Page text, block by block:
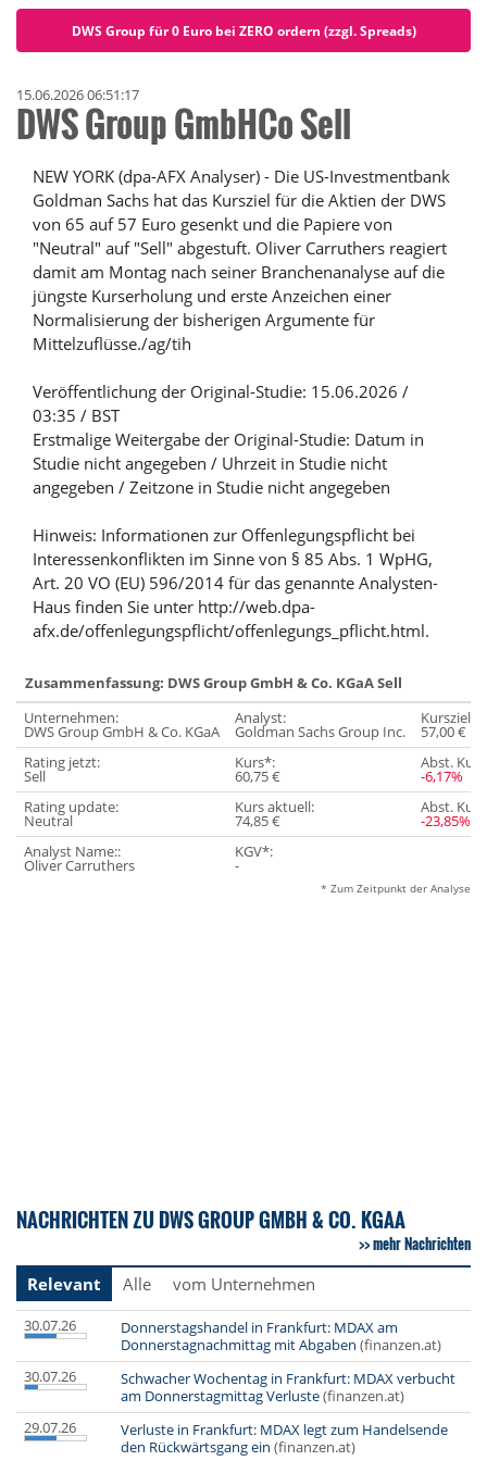
DWS Group für 0 Euro bei ZERO ordern (zzgl. Spreads)
15.06.2026 06:51:17
DWS Group GmbHCo Sell
NEW YORK (dpa-AFX Analyser) - Die US-Investmentbank
Goldman Sachs hat das Kursziel für die Aktien der DWS
von 65 auf 57 Euro gesenkt und die Papiere von
"Neutral" auf "Sell" abgestuft. Oliver Carruthers reagiert
damit am Montag nach seiner Branchenanalyse auf die
jüngste Kurserholung und erste Anzeichen einer
Normalisierung der bisherigen Argumente für
Mittelzuflüsse./ag/tih
Veröffentlichung der Original-Studie: 15.06.2026 /
03:35 / BST
Erstmalige Weitergabe der Original-Studie: Datum in
Studie nicht angegeben / Uhrzeit in Studie nicht
angegeben / Zeitzone in Studie nicht angegeben
Hinweis: Informationen zur Offenlegungspflicht bei
Interessenkonflikten im Sinne von § 85 Abs. 1 WpHG,
Art. 20 VO (EU) 596/2014 für das genannte Analysten-
Haus finden Sie unter http://web.dpa-
afx.de/offenlegungspflicht/offenlegungs_pflicht.html.
Zusammenfassung: DWS Group GmbH & Co. KGaA Sell
Unternehmen:
DWS Group GmbH & Co. KGaA
Analyst:
Goldman Sachs Group Inc.
Kursziel:
57,00 €
Rating jetzt:
Sell
Kurs*:
60,75 €
Abst.
-6,17%
Rating update:
Neutral
Kurs aktuell:
74,85 €
Abst.
-23,85%
Analyst Name::
Oliver Carruthers
KGV*:
-
* Zum Zeitpunkt der Analyse
NACHRICHTEN ZU DWS GROUP GMBH & CO. KGAA
mehr Nachrichten
Relevant
Alle vom Unternehmen
30.07.26
Donnerstagshandel in Frankfurt: MDAX am
Donnerstagnachmittag mit Abgaben (finanzen.at)
30.07.26
Schwacher Wochentag in Frankfurt: MDAX verbucht
am Donnerstagmittag Verluste(finanzen.at)
29.07.26
Verluste in Frankfurt: MDAX legt zum Handelsende
den Rückwärtsgang ein (finanzen.at)